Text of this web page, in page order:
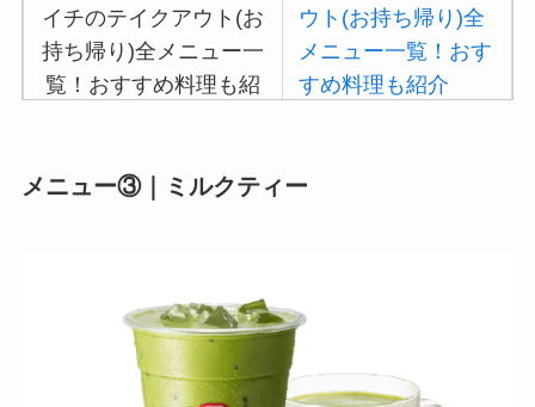
ウト(お持ち帰り)全
メニュー一覧！おす
すめ料理も紹介
バーミヤンのカロリ
グ！多い順に全メニ
メニュー③｜ミルクティー